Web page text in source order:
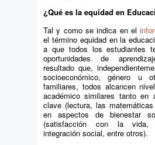
¿Qué es la equidad en
Tal y como se indica en el
el término equidad en la
a que todos los estudiantes
oportunidades de
resultado que,
socioeconómico, género u
familiares, todos alcancen
académico similares tanto en
clave (lectura, las
en aspectos de bienestar
(satisfacción con la vida,
integración social, entre otros).